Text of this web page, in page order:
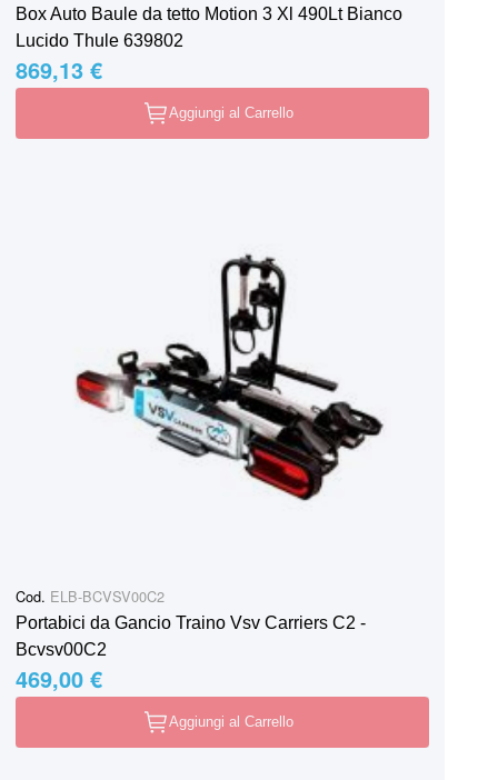
Box Auto Baule da tetto Motion 3 Xl 490Lt Bianco
Lucido Thule 639802
869,13 €
Aggiungi al Carrello
Cod. ELB-BCVSV00C2
Portabici da Gancio Traino Vsv Carriers C2 -
Bcvsv00C2
469,00 €
Aggiungi al Carrello